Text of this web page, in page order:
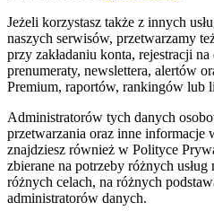
Jeżeli korzystasz także z innych
naszych serwisów, przetwarzamy
przy zakładaniu konta, rejestracji
prenumeraty, newslettera, alertów
Premium, raportów, rankingów lub
Administratorów tych danych
przetwarzania oraz inne informacje
znajdziesz również w Polityce
zbierane na potrzeby różnych
różnych celach, na różnych
administratorów danych.